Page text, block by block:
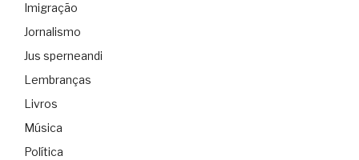
Imigração
Jornalismo
Jus sperneandi
Lembranças
Livros
Música
Política